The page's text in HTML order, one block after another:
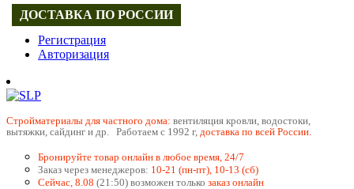
Регистрация
Авторизация
Cтройматериалы для частного дома: вентиляция кровли, водостоки,
вытяжки, сайдинг и др. Работаем с 1992 г, доставка по всей России.
Бронируйте товар онлайн в любое время, 24/7
Заказ через менеджеров: 10-21 (пн-пт), 10-13 (сб)
Сейчас, 8.08 (21:50) возможен только заказ онлайн
ДОСТАВКА ПО РОССИИ